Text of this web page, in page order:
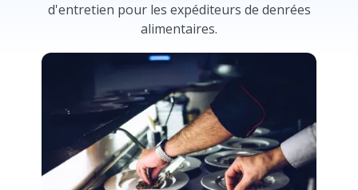
d'entretien pour les expéditeurs de denrées
alimentaires.